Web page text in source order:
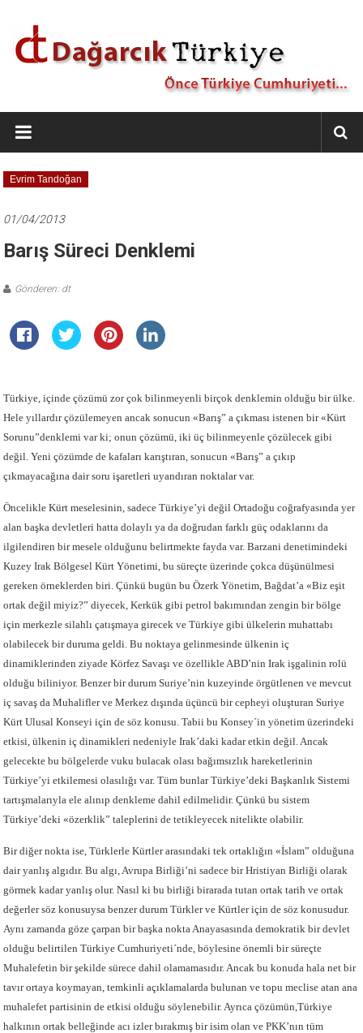
Dağarcık
Türkiye
Önce
Türkiye
Evrim Tandoğan
01/04/2013
Barış Süreci Denklemi
Gönderen: dt
Türkiye, içinde çözümü zor çok bilinmeyenli birçok denklemin olduğu bir ülke.
Hele yıllardır çözülemeyen ancak sonucun «Barış” a çıkması istenen bir «Kürt
Sorunu”denklemi var ki; onun çözümü, iki üç bilinmeyenle çözülecek gibi
değil. Yeni çözümde de kafaları karıştıran, sonucun «Barış” a çıkıp
çıkmayacağına dair soru işaretleri uyandıran noktalar var.
Öncelikle Kürt meselesinin, sadece Türkiye’yi değil Ortadoğu coğrafyasında yer
alan başka devletleri hatta dolaylı ya da doğrudan farklı güç odaklarını da
ilgilendiren bir mesele olduğunu belirtmekte fayda var. Barzani denetimindeki
Kuzey Irak Bölgesel Kürt Yönetimi, bu süreçte üzerinde çokca düşünülmesi
gereken örneklerden biri. Çünkü bugün bu Özerk Yönetim, Bağdat’a «Biz eşit
ortak değil miyiz?” diyecek, Kerkük gibi petrol bakımından zengin bir bölge
için merkezle silahlı çatışmaya girecek ve Türkiye gibi ülkelerin muhattabı
olabilecek bir duruma geldi. Bu noktaya gelinmesinde ülkenin iç
dinamiklerinden ziyade Körfez Savaşı ve özellikle ABD’nin Irak işgalinin rolü
olduğu biliniyor. Benzer bir durum Suriye’nin kuzeyinde örgütlenen ve mevcut
iç savaş da Muhalifler ve Merkez dışında üçüncü bir cepheyi oluşturan Suriye
Kürt Ulusal Konseyi için de söz konusu. Tabii bu Konsey´in yönetim üzerindeki
etkisi, ülkenin iç dinamikleri nedeniyle Irak’daki kadar etkin değil. Ancak
gelecekte bu bölgelerde vuku bulacak olası bağımsızlık hareketlerinin
Türkiye’yi etkilemesi olasılığı var. Tüm bunlar Türkiye’deki Başkanlık Sistemi
tartışmalarıyla ele alınıp denkleme dahil edilmelidir. Çünkü bu sistem
Türkiye’deki «özerklik” taleplerini de tetikleyecek nitelikte olabilir.
Bir diğer nokta ise, Türklerle Kürtler arasındaki tek ortaklığın «İslam” olduğuna
dair yanlış algıdır. Bu algı, Avrupa Birliği’ni sadece bir Hristiyan Birliği olarak
görmek kadar yanlış olur. Nasıl ki bu birliği birarada tutan ortak tarih ve ortak
değerler söz konusuysa benzer durum Türkler ve Kürtler için de söz konusudur.
Aynı zamanda göze çarpan bir başka nokta Anayasasında demokratik bir devlet
olduğu belirtilen Türkiye Cumhuriyeti´nde, böylesine önemli bir süreçte
Muhalefetin bir şekilde sürece dahil olamamasıdır. Ancak bu konuda hala net bir
tavır ortaya koymayan, temkinli açıklamalarda bulunan ve topu meclise atan ana
muhalefet partisinin de etkisi olduğu söylenebilir. Ayrıca çözümün,Türkiye
halkının ortak belleğinde acı izler bırakmış bir isim olan ve PKK’nın tüm